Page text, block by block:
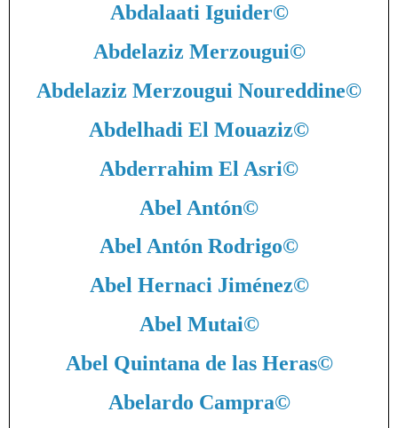
Abdalaati Iguider©
Abdelaziz Merzougui©
Abdelaziz Merzougui Noureddine©
Abdelhadi El Mouaziz©
Abderrahim El Asri©
Abel Antón©
Abel Antón Rodrigo©
Abel Hernaci Jiménez©
Abel Mutai©
Abel Quintana de las Heras©
Abelardo Campra©